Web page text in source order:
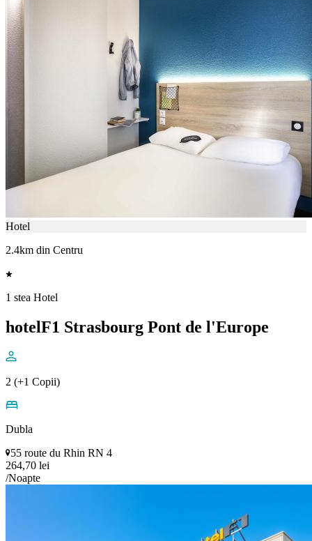
Hotel
2.4km din Centru
1 stea Hotel
hotelF1 Strasbourg Pont de l'Europe
2 (+1 Copii)
Dubla
55 route du Rhin RN 4
264,70 lei
/Noapte